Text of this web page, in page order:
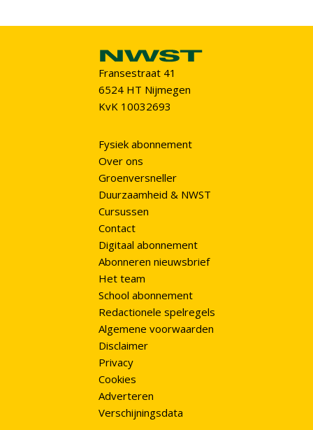
Fransestraat 41
6524 HT Nijmegen
KvK 10032693
Fysiek abonnement
Over ons
Groenversneller
Duurzaamheid & NWST
Cursussen
Contact
Digitaal abonnement
Abonneren nieuwsbrief
Het team
School abonnement
Redactionele spelregels
Algemene voorwaarden
Disclaimer
Privacy
Cookies
Adverteren
Verschijningsdata